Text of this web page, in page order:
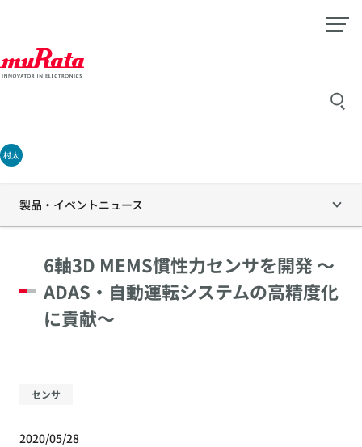
村太
製品・イベントニュース
6軸3D MEMS慣性力センサを開発 ～
ADAS・自動運転システムの高精度化
に貢献～
センサ
2020/05/28